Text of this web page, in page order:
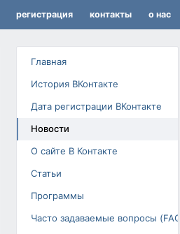
регистрация контакты о нас
Главная
История ВКонтакте
Дата регистрации ВКонтакте
Новости
О сайте В Контакте
Статьи
Программы
Часто задаваемые вопросы (FAQ)